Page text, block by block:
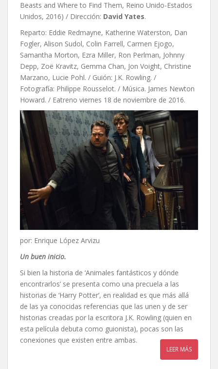
Beasts and Where to Find Them, Reino Unido-Estados
Unidos, 2016) / Dirección: David Yates.
Reparto: Eddie Redmayne, Katherine Waterston, Dan
Fogler, Alison Sudol, Colin Farrell, Carmen Ejogo,
Samantha Morton, Ezra Miller, Ron Perlman, Johnny
Depp, Zoë Kravitz, Gemma Chan, Jon Voight, Christine
Marzano, Lucie Pohl. / Guión: J.K. Rowling. /
Fotografía: Philippe Rousselot. / Música. James Newton
Howard. / Eatreno viernes 18 de noviembre de 2016.
por: Enrique López Arvizu
Un buen inicio.
Si bien la historia de ‘Animales fantásticos y dónde
encontrarlos’ se presenta como una precuela a las
historias de ‘Harry Potter’, en realidad es que más allá
de las ya conocidas referencias que las unen y de ser
historias creadas por la escritora J.K. Rowling (quien en
esta película debuta como guionista), pocas son las
conexiones que existen entre ambas.
LEER MÁS